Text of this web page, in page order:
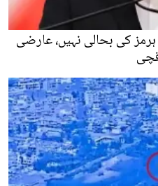
کی بحالی نہیں، عارضی